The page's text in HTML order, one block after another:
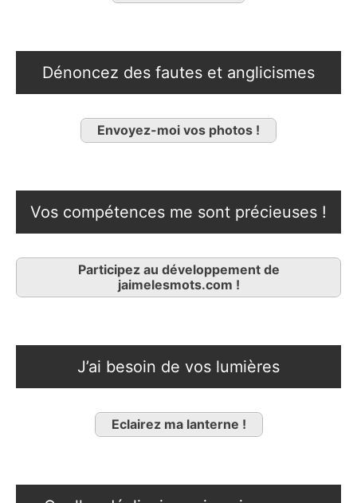
Dénoncez des fautes et anglicismes
Envoyez-moi vos photos !
Vos compétences me sont précieuses !
Participez au développement de
jaimelesmots.com !
J’ai besoin de vos lumières
Eclairez ma lanterne !